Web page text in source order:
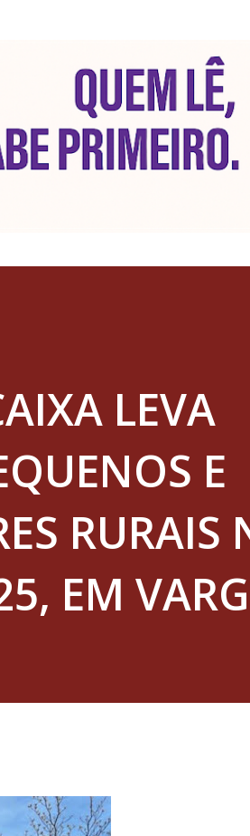
LEVA
E
RURAIS
EM